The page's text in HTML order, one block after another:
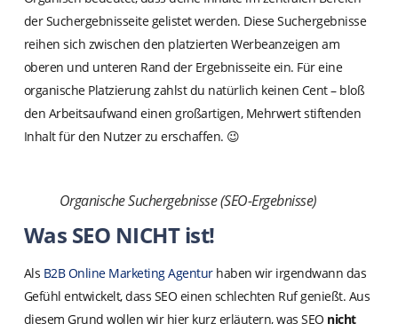
der Suchergebnisseite gelistet werden. Diese Suchergebnisse
reihen sich zwischen den platzierten Werbeanzeigen am
oberen und unteren Rand der Ergebnisseite ein. Für eine
organische Platzierung zahlst du natürlich keinen Cent – bloß
den Arbeitsaufwand einen großartigen, Mehrwert stiftenden
Inhalt für den Nutzer zu erschaffen. 😉
Organische Suchergebnisse (SEO-Ergebnisse)
Was SEO NICHT ist!
Als B2B Online Marketing Agenturhaben wir irgendwann das
Gefühl entwickelt, dass SEO einen schlechten Ruf genießt. Aus
diesem Grund wollen wir hier kurz erläutern, was SEO nicht